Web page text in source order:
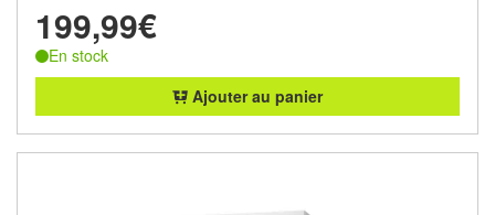
199,99€
En stock
Ajouter au panier